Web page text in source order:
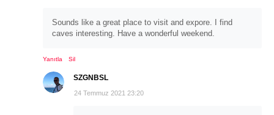
Sounds like a great place to visit and expore. I find
caves interesting. Have a wonderful weekend.
Yanıtla Sil
SZGNBSL
24 Temmuz 2021 23:20